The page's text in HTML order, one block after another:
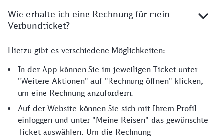
Wie erhalte ich eine Rechnung für mein
Verbundticket?
Hierzu gibt es verschiedene Möglichkeiten:
In der App können Sie im jeweiligen Ticket unter
"Weitere Aktionen" auf "Rechnung öffnen" klicken,
um eine Rechnung anzufordern.
Auf der Website können Sie sich mit Ihrem Profil
einloggen und unter "Meine Reisen" das gewünschte
Ticket auswählen. Um die Rechnung